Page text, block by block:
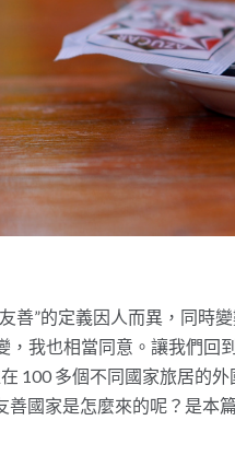
善”的定義因人而異，同時
，我也相當同意。讓我們回
100 多個不同國家旅居的
國家是怎麼來的呢？是本